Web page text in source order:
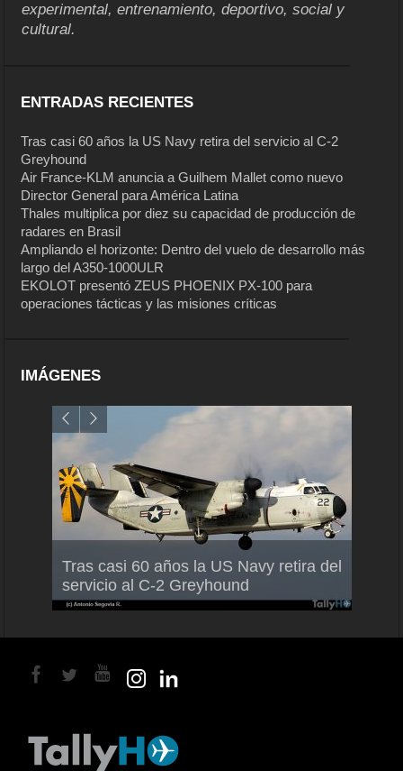
experimental, entrenamiento, deportivo, social y
cultural.
ENTRADAS RECIENTES
Tras casi 60 años la US Navy retira del servicio al C-2
Greyhound
Air France-KLM anuncia a Guilhem Mallet como nuevo
Director General para América Latina
Thales multiplica por diez su capacidad de producción de
radares en Brasil
Ampliando el horizonte: Dentro del vuelo de desarrollo más
largo del A350-1000ULR
EKOLOT presentó ZEUS PHOENIX PX-100 para
operaciones tácticas y las misiones críticas
IMÁGENES
Tras casi 60 años la US Navy retira del
servicio al C-2 Greyhound